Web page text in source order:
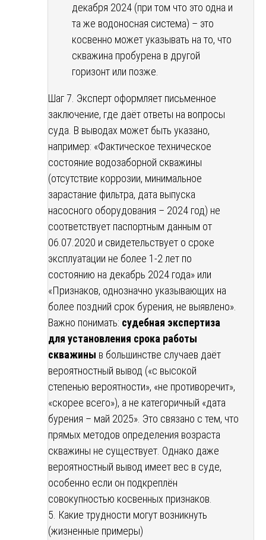
декабря 2024 (при том что это одна и
та же водоносная система) – это
косвенно может указывать на то, что
скважина пробурена в другой
горизонт или позже.
Шаг 7. Эксперт оформляет письменное
заключение, где даёт ответы на вопросы
суда. В выводах может быть указано,
например: «Фактическое техническое
состояние водозаборной скважины
(отсутствие коррозии, минимальное
зарастание фильтра, дата выпуска
насосного оборудования – 2024 год) не
соответствует паспортным данным от
06.07.2020 и свидетельствует о сроке
эксплуатации не более 1-2 лет по
состоянию на декабрь 2024 года» или
«Признаков, однозначно указывающих на
более поздний срок бурения, не выявлено».
Важно понимать: судебная экспертиза
для установления срока работы
скважины в большинстве случаев даёт
вероятностный вывод («с высокой
степенью вероятности», «не противоречит»,
«скорее всего»), а не категоричный «дата
бурения – май 2025». Это связано с тем, что
прямых методов определения возраста
скважины не существует. Однако даже
вероятностный вывод имеет вес в суде,
особенно если он подкреплён
совокупностью косвенных признаков.
5. Какие трудности могут возникнуть
(жизненные примеры)